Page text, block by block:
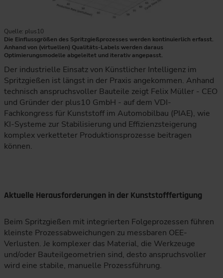
Quelle: plus10
Die Einflussgrößen des Spritzgießprozesses werden kontinuierlich erfasst.
Anhand von (virtuellen) Qualitäts-Labels werden daraus
Optimierungsmodelle abgeleitet und iterativ angepasst.
Die Grafik zeigt ein dreidimensionales
Der industrielle Einsatz von Künstlicher Intelligenz im
Spritzgießen ist längst in der Praxis angekommen. Anhand
technisch anspruchsvoller Bauteile zeigt Felix Müller - CEO
und Gründer der plus10 GmbH - auf dem VDI-
Fachkongress für Kunststoff im Automobilbau (PIAE), wie
KI-Systeme zur Stabilisierung und Effizienzsteigerung
komplex verketteter Produktionsprozesse beitragen
können.
Aktuelle Herausforderungen in der Kunststofffertigung
Beim Spritzgießen mit integrierten Folgeprozessen führen
kleinste Prozessabweichungen zu messbaren OEE-
Verlusten. Je komplexer das Material, die Werkzeuge
und/oder Bauteilgeometrien sind, desto anspruchsvoller
wird eine stabile, manuelle Prozessführung.